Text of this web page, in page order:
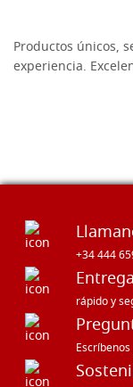
Productos únicos,
experiencia.
+34 444
Entrega
rápido y